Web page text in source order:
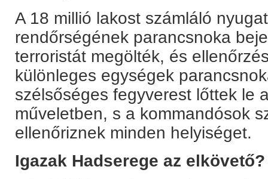
A 18 millió lakost számláló
rendőrségének parancsnoka
terroristát megölték, és
különleges egységek
szélsőséges fegyverest lőttek le
műveletben, s a kommandósok
ellenőriznek minden helyiséget.
Igazak Hadserege az elkövető?